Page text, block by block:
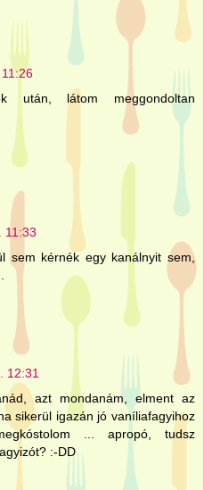
után, látom meggondoltan
11:33
sem kérnék egy kanálnyit sem,
12:31
azt mondanám, elment az
sikerül igazán jó vaníliafagyihoz
... apropó, tudsz
:-DD